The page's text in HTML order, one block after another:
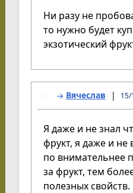
Ни разу не
то нужно будет
экзотический
Вячеслав
Я даже и не знал
фрукт, я даже и не
по внимательнее
за фрукт, тем
полезных свойств.